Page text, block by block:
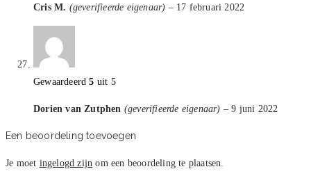
Cris M. (geverifieerde eigenaar) – 17 februari 2022
Gewaardeerd5 uit 5
Dorien van Zutphen (geverifieerde eigenaar) – 9 juni 2022
Een beoordeling toevoegen
Je moet ingelogd zijn om een beoordeling te plaatsen.